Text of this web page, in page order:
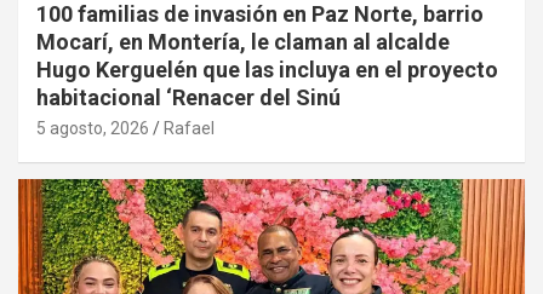
100 familias de invasión en Paz Norte, barrio
Mocarí, en Montería, le claman al alcalde
Hugo Kerguelén que las incluya en el proyecto
habitacional ‘Renacer del Sinú
5 agosto, 2026 Rafael